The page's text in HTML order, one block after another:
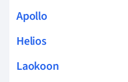
Apollo
Helios
Laokoon